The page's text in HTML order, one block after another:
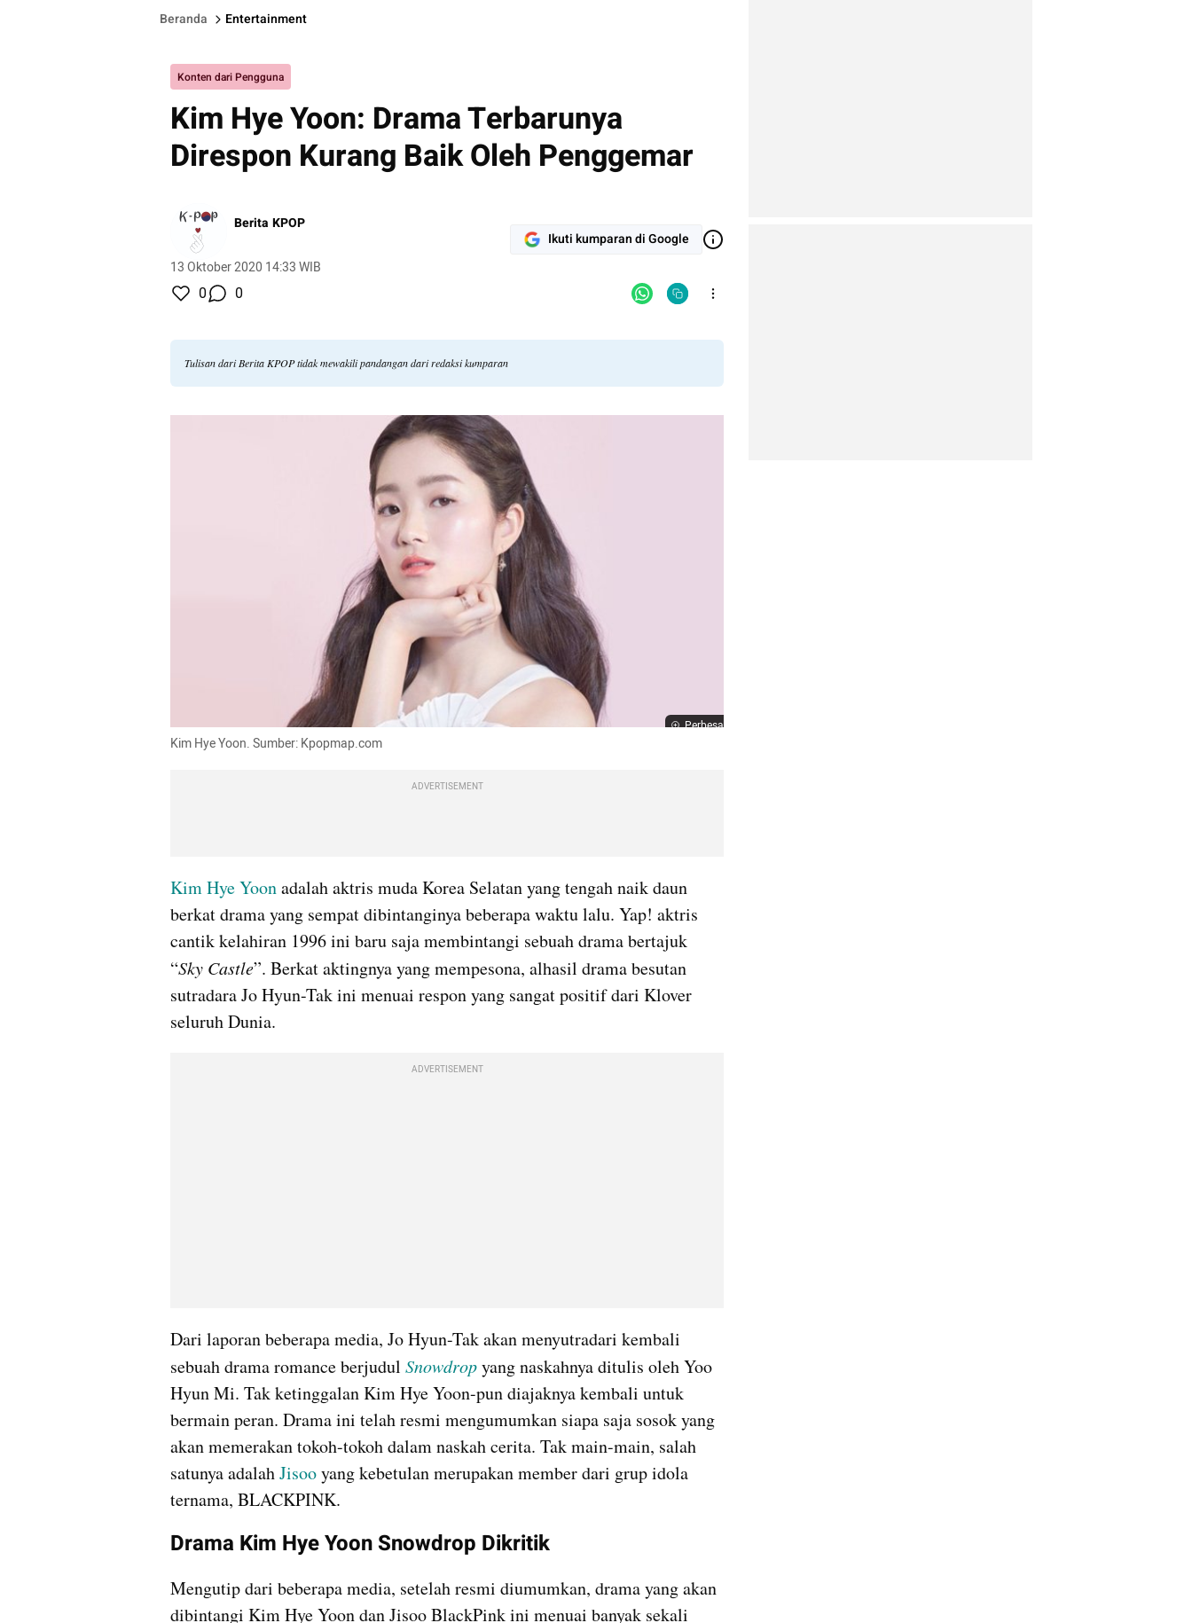
Beranda Entertainment
Konten dari Pengguna
Kim Hye Yoon: Drama Terbarunya
Direspon Kurang Baik Oleh Penggemar
Berita KPOP
13 Oktober 2020 14:33 WIB
Ikuti kumparan di Google
0 0
Tulisan dari Berita KPOP tidak mewakili pandangan dari redaksi kumparan
Perbesar
Kim Hye Yoon. Sumber: Kpopmap.com
ADVERTISEMENT
Kim Hye Yoon adalah aktris muda Korea Selatan yang tengah naik daun
berkat drama yang sempat dibintanginya beberapa waktu lalu. Yap! aktris
cantik kelahiran 1996 ini baru saja membintangi sebuah drama bertajuk
“Sky Castle”. Berkat aktingnya yang mempesona, alhasil drama besutan
sutradara Jo Hyun-Tak ini menuai respon yang sangat positif dari Klover
seluruh Dunia.
ADVERTISEMENT
Dari laporan beberapa media, Jo Hyun-Tak akan menyutradari kembali
sebuah drama romance berjudul Snowdrop yang naskahnya ditulis oleh Yoo
Hyun Mi. Tak ketinggalan Kim Hye Yoon-pun diajaknya kembali untuk
bermain peran. Drama ini telah resmi mengumumkan siapa saja sosok yang
akan memerakan tokoh-tokoh dalam naskah cerita. Tak main-main, salah
satunya adalah Jisoo yang kebetulan merupakan member dari grup idola
ternama, BLACKPINK.
Drama Kim Hye Yoon Snowdrop Dikritik
Mengutip dari beberapa media, setelah resmi diumumkan, drama yang akan
dibintangi Kim Hye Yoon dan Jisoo BlackPink ini menuai banyak sekali